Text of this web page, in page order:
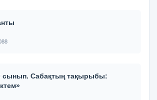
сынып. Сабақтың тақырыбы: